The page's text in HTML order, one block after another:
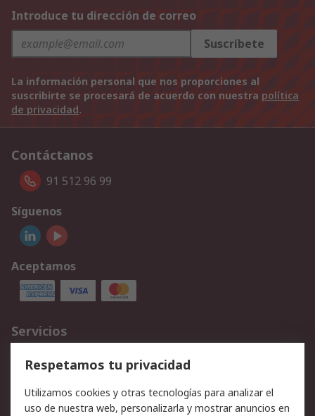
Introduce tu dirección de correo
Suscríbete
La información personal que nos proporciones al
suscribirte se procesará de acuerdo con nuestra política
de privacidad.
Contáctanos
91 512 96 99
Síguenos
Aceptamos
Servicios
Cómo realizar pedidos
Devoluciones
Facturación y pago
Ofertas
Soporte técnico
Respetamos tu privacidad
Utilizamos cookies y otras tecnologías para analizar el
uso de nuestra web, personalizarla y mostrar anuncios en